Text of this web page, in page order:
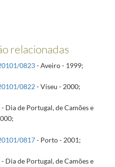
relacionadas
0823- Aveiro - 1999;
0822- Viseu - 2000;
- Dia de Portugal, de Camões e
0817- Porto - 2001;
- Dia de Portugal, de Camões e